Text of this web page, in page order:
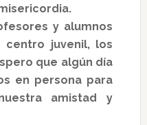
y alumnos
juvenil, los
que algún día
en persona para
amistad y